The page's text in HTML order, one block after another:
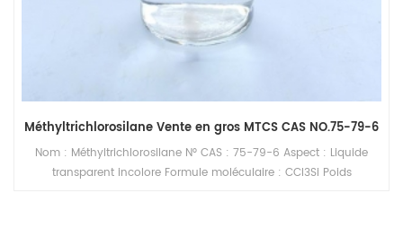
Méthyltrichlorosilane Vente en gros MTCS CAS NO.75-79-6
Nom : Méthyltrichlorosilane N° CAS : 75-79-6 Aspect : Liquide
transparent incolore Formule moléculaire : CCl3Si Poids